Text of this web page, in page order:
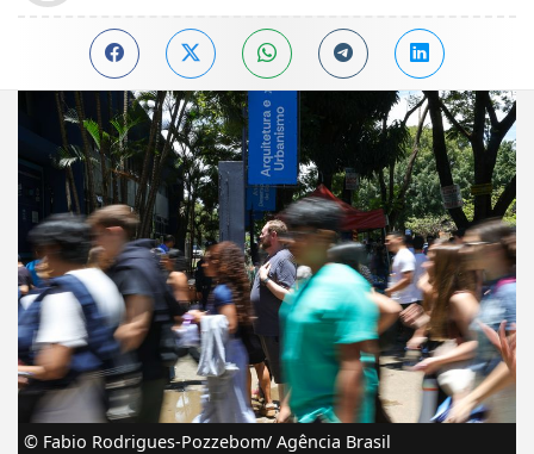
© Fabio Rodrigues-Pozzebom/ Agência Brasil